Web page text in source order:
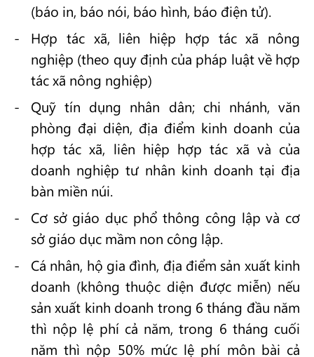
(báo in, báo nói, báo hình, báo điện tử).
Hợp tác xã, liên hiệp hợp tác xã nông
nghiệp (theo quy định của pháp luật về hợp
tác xã nông nghiệp)
Quỹ tín dụng nhân dân; chi nhánh, văn
phòng đại diện, địa điểm kinh doanh của
hợp tác xã, liên hiệp hợp tác xã và của
doanh nghiệp tư nhân kinh doanh tại địa
bàn miền núi.
Cơ sở giáo dục phổ thông công lập và cơ
sở giáo dục mầm non công lập.
Cá nhân, hộ gia đình, địa điểm sản xuất kinh
doanh (không thuộc diện được miễn) nếu
sản xuất kinh doanh trong 6 tháng đầu năm
thì nộp lệ phí cả năm, trong 6 tháng cuối
năm thì nộp 50% mức lệ phí môn bài cả